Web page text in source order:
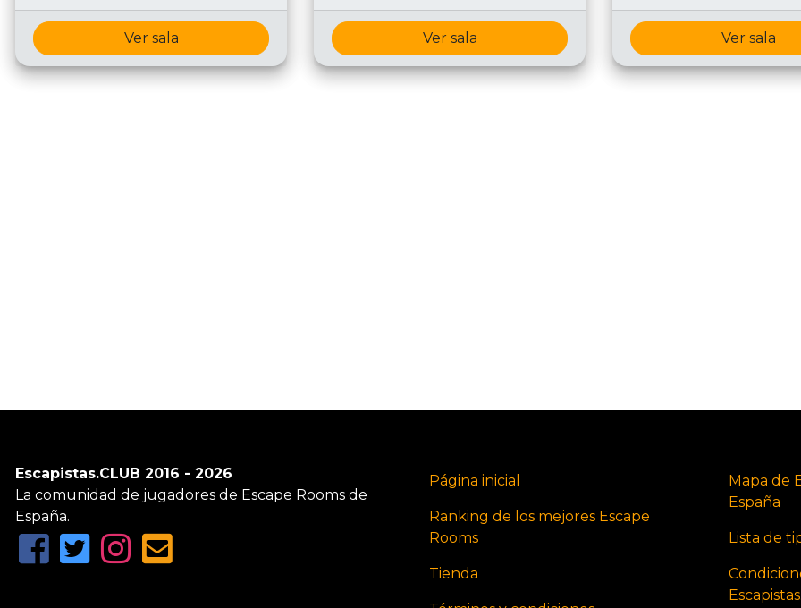
Ver sala Ver sala Ver sala
Escapistas.CLUB 2016 - 2026
La comunidad de jugadores de Escape Rooms de
España.
Página inicial
Ranking de los mejores Escape
Rooms
Tienda
Mapa de
España
Lista de